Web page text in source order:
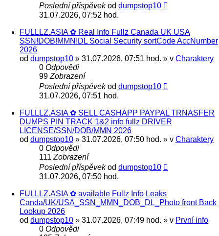
Poslední příspěvekod dumpstop10
31.07.2026, 07:52 hod.
FULLLZ.ASIA ✿ Real Info Fullz Canada UK USA
SSN!DOB!MMN!DL Social Security sortCode AccNumber
2026
od dumpstop10 » 31.07.2026, 07:51 hod. » v Charaktery
0 Odpovědi
99 Zobrazení
Poslední příspěvekod dumpstop10
31.07.2026, 07:51 hod.
FULLLZ.ASIA ✿ SELL CASHAPP PAYPAL TRNASFER
DUMPS PIN TRACK 1&2 info fullz DRIVER
LICENSE/SSN/DOB/MMN 2026
od dumpstop10 » 31.07.2026, 07:50 hod. » v Charaktery
0 Odpovědi
111 Zobrazení
Poslední příspěvekod dumpstop10
31.07.2026, 07:50 hod.
FULLLZ.ASIA ✿ available Fullz Info Leaks
Canda/UK/USA_SSN_MMN_DOB_DL_Photo front Back
Lookup 2026
od dumpstop10 » 31.07.2026, 07:49 hod. » v První info
0 Odpovědi